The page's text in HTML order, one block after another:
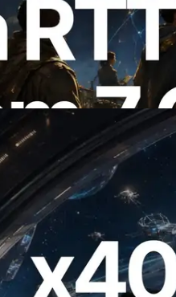
ping desde 7
se lanza la
API